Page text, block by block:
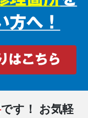
です！
お気軽